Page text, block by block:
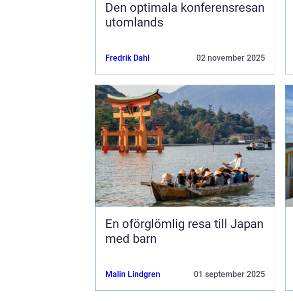
Den optimala konferensresan
utomlands
Fredrik Dahl 02 november 2025
En oförglömlig resa till Japan
med barn
Malin Lindgren 01 september 2025